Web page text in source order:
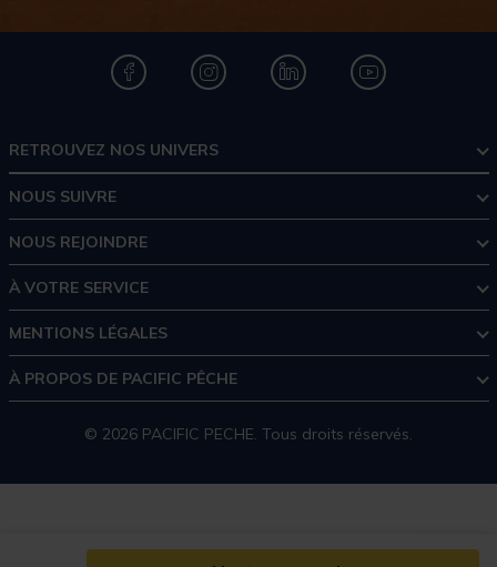
RETROUVEZ NOS UNIVERS
NOUS SUIVRE
NOUS REJOINDRE
À VOTRE SERVICE
MENTIONS LÉGALES
À PROPOS DE PACIFIC PÊCHE
© 2026 PACIFIC PECHE. Tous droits réservés.